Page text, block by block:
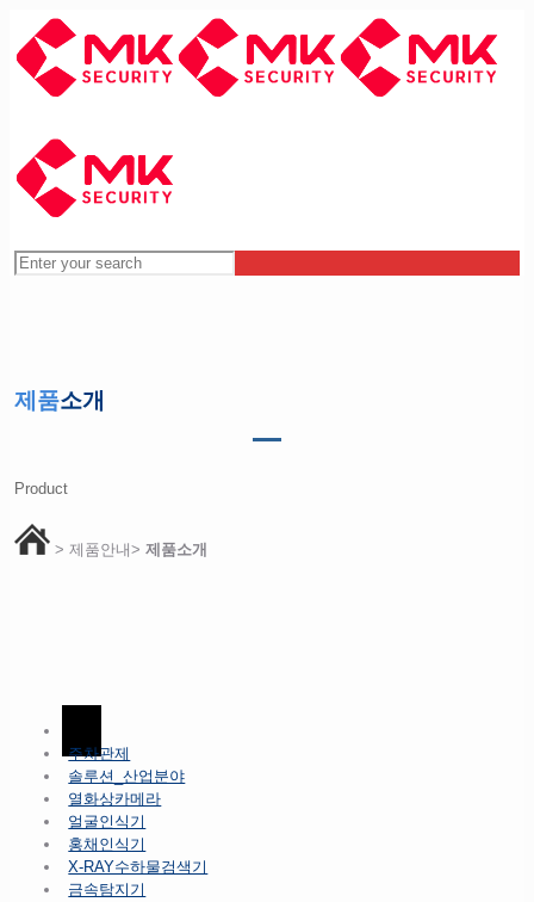
제품소개
Product
> 제품안내>제품소개
주차관제
솔루션_산업분야
열화상카메라
얼굴인식기
홍채인식기
X-RAY수하물검색기
금속탐지기